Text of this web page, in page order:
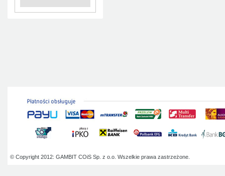
© Copyright 2012: GAMBIT COiS Sp. z o.o. Wszelkie prawa zastrzeżone.